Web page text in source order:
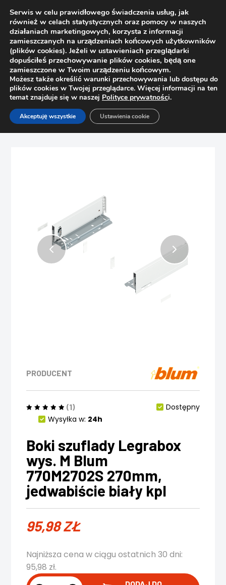
Strona główna Sklep
Szuflady
Boki szuflady Legrabox wys. M Blum 770M2702S 270mm,
PRODUCENT
(1)
Dostępny
Wysyłka w: 24h
Boki szuflady Legrabox
wys. M Blum
770M2702S 270mm,
jedwabiście biały kpl
95,98ZŁ
Najniższa cena w ciągu ostatnich 30 dni:
95,98 zł.
Serwis w celu prawidłowego świadczenia usług, jak
również w celach statystycznych oraz pomocy w naszych
działaniach marketingowych, korzysta z informacji
zamieszczanych na urządzeniach końcowych użytkowników
(plików cookies). Jeżeli w ustawieniach przeglądarki
dopuściłeś przechowywanie plików cookies, będą one
zamieszczone w Twoim urządzeniu końcowym.
Możesz także określić warunki przechowywania lub dostępu do
plików cookies w Twojej przeglądarce. Więcej informacji na ten
temat znajduje się w naszej Polityce prywatności.
Akceptuję wszystkie Ustawienia cookie